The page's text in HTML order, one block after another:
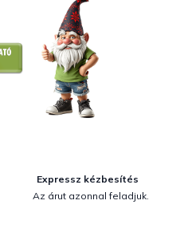
Expressz kézbesítés
Az árut azonnal feladjuk.